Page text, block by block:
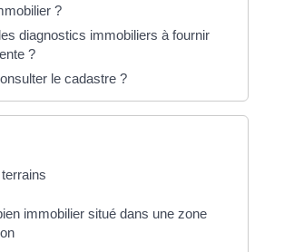
?
diagnostics immobiliers à fournir
?
le cadastre ?
immobilier situé dans une zone